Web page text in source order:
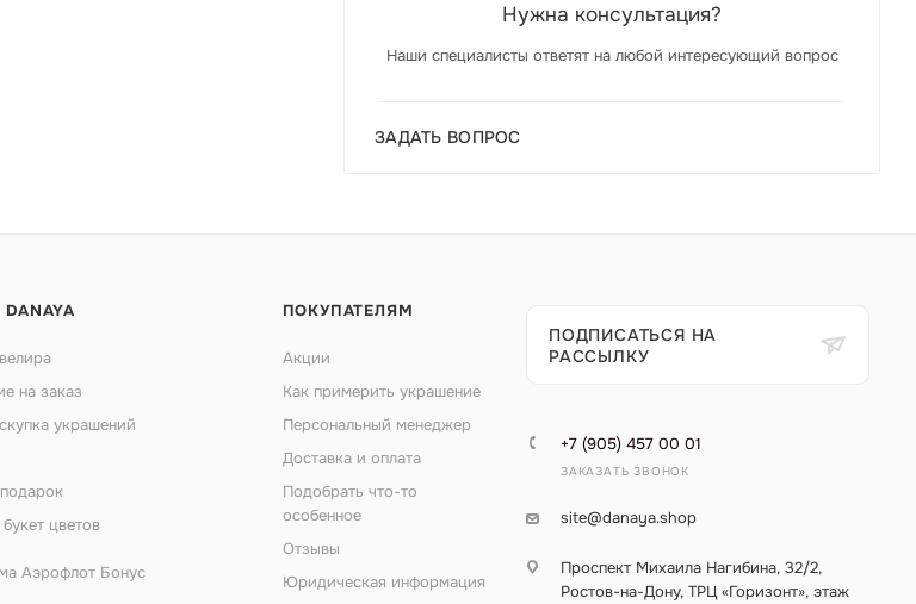
Нужна консультация?
Наши специалисты ответят на любой интересующий вопрос
ЗАДАТЬ ВОПРОС
на заказ
украшений
цветов
Аэрофлот Бонус
ПОКУПАТЕЛЯМ
Акции
Как примерить украшение
Персональный менеджер
Доставка и оплата
Подобрать что-то
особенное
Отзывы
Юридическая информация
ПОДПИСАТЬСЯ НА
РАССЫЛКУ
+7 (905) 457 00 01
ЗАКАЗАТЬ ЗВОНОК
site@danaya.shop
Проспект Михаила Нагибина, 32/2,
Ростов-на-Дону, ТРЦ «Горизонт», этаж